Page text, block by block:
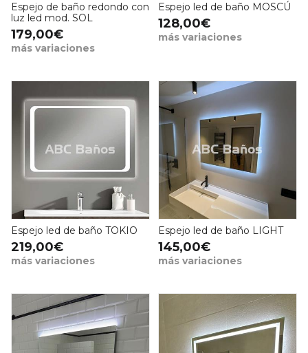
Espejo de baño redondo con
luz led mod. SOL
179,00€
más variaciones
Espejo led de baño MOSCÚ
128,00€
más variaciones
Espejo led de baño TOKIO
219,00€
más variaciones
Espejo led de baño LIGHT
145,00€
más variaciones